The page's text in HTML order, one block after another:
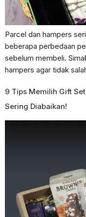
Parcel dan hampers
beberapa perbedaan
sebelum membeli.
hampers agar tidak
9 Tips Memilih Gift
Sering Diabaikan!